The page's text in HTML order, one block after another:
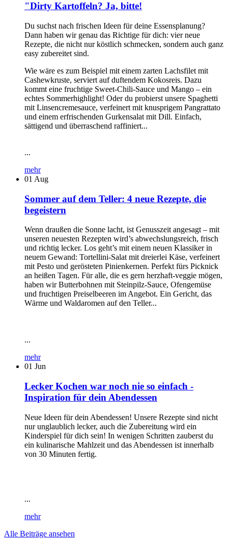
"Dirty Kartoffeln? Ja, bitte!
Du suchst nach frischen Ideen für deine Essensplanung?
Dann haben wir genau das Richtige für dich: vier neue
Rezepte, die nicht nur köstlich schmecken, sondern auch ganz
easy zubereitet sind.
Wie wäre es zum Beispiel mit einem zarten Lachsfilet mit
Cashewkruste, serviert auf duftendem Kokosreis. Dazu
kommt eine fruchtige Sweet-Chili-Sauce und Mango – ein
echtes Sommerhighlight! Oder du probierst unsere Spaghetti
mit Linsencremesauce, verfeinert mit knusprigem Pangrattato
und einem erfrischenden Gurkensalat mit Dill. Einfach,
sättigend und überraschend raffiniert...
...
mehr
01 Aug
Sommer auf dem Teller: 4 neue Rezepte, die
begeistern
Wenn draußen die Sonne lacht, ist Genusszeit angesagt – mit
unseren neuesten Rezepten wird’s abwechslungsreich, frisch
und richtig lecker. Los geht’s mit einem neuen Klassiker in
neuem Gewand: Tortellini-Salat mit dreierlei Käse, verfeinert
mit Pesto und gerösteten Pinienkernen. Perfekt fürs Picknick
an heißen Tagen. Für alle, die es gern herzhaft-veggie mögen,
haben wir Butterbohnen mit Steinpilz-Sauce, Ofengemüse
und fruchtigen Preiselbeeren im Angebot. Ein Gericht, das
Wärme und Waldaromen auf den Teller...
...
mehr
01 Jun
Lecker Kochen war noch nie so einfach -
Inspiration für dein Abendessen
Neue Ideen für dein Abendessen! Unsere Rezepte sind nicht
nur unglaublich lecker, auch die Zubereitung wird ein
Kinderspiel für dich sein! In wenigen Schritten zauberst du
ein kulinarische Mahlzeit und das Abendessen ist innerhalb
von 30 Minuten fertig.
...
mehr
Alle Beiträge ansehen